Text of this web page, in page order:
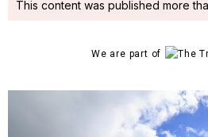
This content was published more
We are part of